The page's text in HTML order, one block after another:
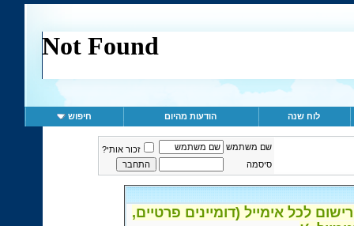
לוח שנה הודעות מהיום חיפוש
שם משתמש
זכור אותי?
סיסמה
לכל אימייל (דומיינים פרטיים,